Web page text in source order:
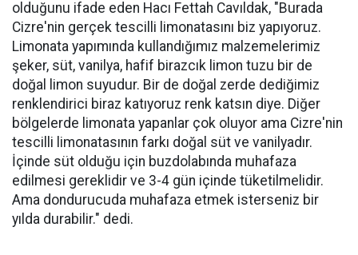
olduğunu ifade eden Hacı Fettah Cavıldak, "Burada
Cizre'nin gerçek tescilli limonatasını biz yapıyoruz.
Limonata yapımında kullandığımız malzemelerimiz
şeker, süt, vanilya, hafif birazcık limon tuzu bir de
doğal limon suyudur. Bir de doğal zerde dediğimiz
renklendirici biraz katıyoruz renk katsın diye. Diğer
bölgelerde limonata yapanlar çok oluyor ama Cizre'nin
tescilli limonatasının farkı doğal süt ve vanilyadır.
İçinde süt olduğu için buzdolabında muhafaza
edilmesi gereklidir ve 3-4 gün içinde tüketilmelidir.
Ama dondurucuda muhafaza etmek isterseniz bir
yılda durabilir." dedi.